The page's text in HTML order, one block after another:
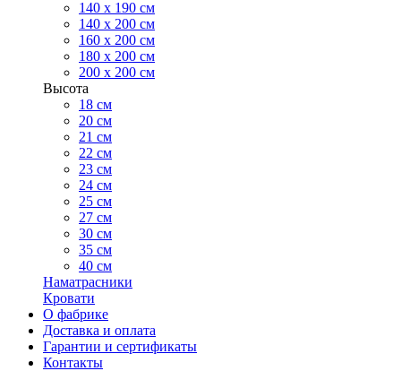
140 х 190 см
140 х 200 см
160 х 200 см
180 х 200 см
200 х 200 см
Высота
18 см
20 см
21 см
22 см
23 см
24 см
25 см
27 см
30 см
35 см
40 см
Наматрасники
Кровати
О фабрике
Доставка и оплата
Гарантии и сертификаты
Контакты